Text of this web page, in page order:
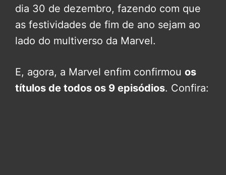
dia 30 de dezembro, fazendo com que
as festividades de fim de ano sejam ao
lado do multiverso da Marvel.
E, agora, a Marvel enfim confirmou os
títulos de todos os 9 episódios. Confira: